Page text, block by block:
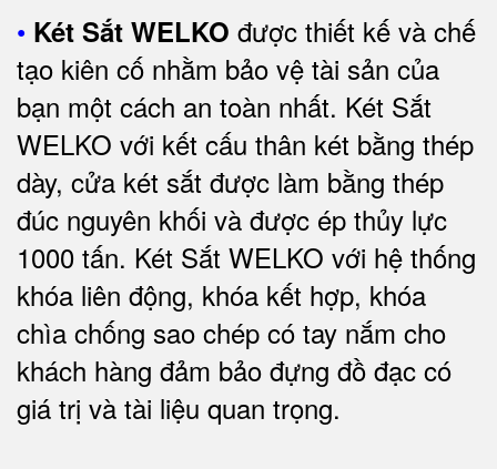
• Két Sắt WELKO được thiết kế và chế
tạo kiên cố nhằm bảo vệ tài sản của
bạn một cách an toàn nhất. Két Sắt
WELKO với kết cấu thân két bằng thép
dày, cửa két sắt được làm bằng thép
đúc nguyên khối và được ép thủy lực
1000 tấn. Két Sắt WELKO với hệ thống
khóa liên động, khóa kết hợp, khóa
chìa chống sao chép có tay nắm cho
khách hàng đảm bảo đựng đồ đạc có
giá trị và tài liệu quan trọng.